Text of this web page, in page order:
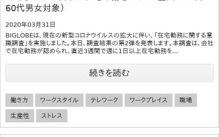
60代男女対象）
2020年03月31日
BIGLOBEは、現在の新型コロナウイルスの拡大に伴い、「在宅勤務に関する意
識調査」を実施しました。本日、調査結果の第2弾を発表します。本調査は、会社
で在宅勤務が認められ、直近3週間で週に1日以上在宅勤務を...
続きを読む
働き方 ワークスタイル テレワーク ワークプレイス 職場
生産性 ストレス